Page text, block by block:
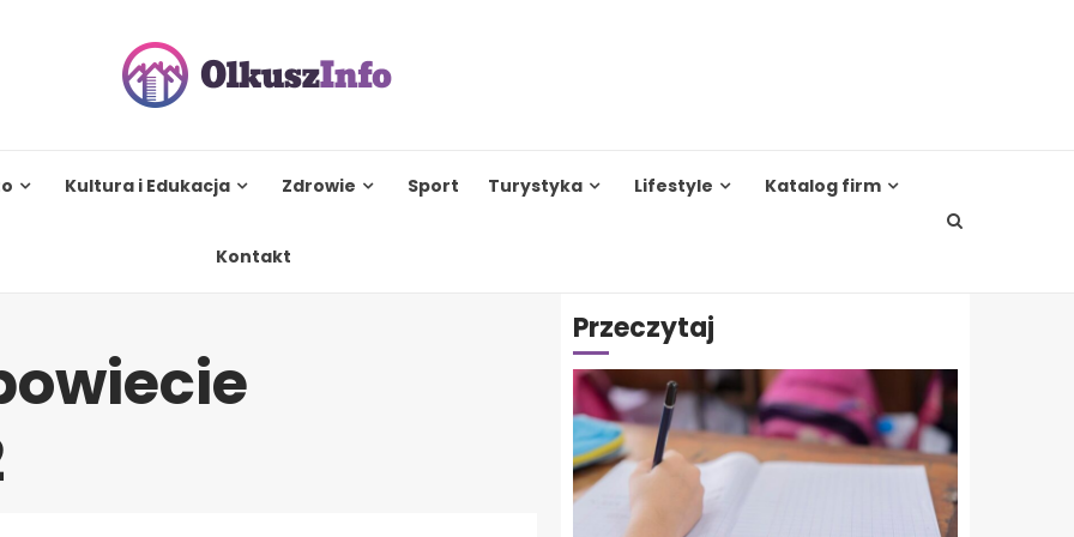
Kultura i Edukacja Zdrowie Sport Turystyka Lifestyle Katalog firm
Kontakt
Przeczytaj